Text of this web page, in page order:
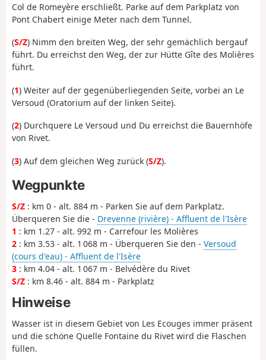
Col de Romeyère erschließt. Parke auf dem Parkplatz von
Pont Chabert einige Meter nach dem Tunnel.
(S/Z) Nimm den breiten Weg, der sehr gemächlich bergauf
führt. Du erreichst den Weg, der zur Hütte Gîte des Molières
führt.
(1) Weiter auf der gegenüberliegenden Seite, vorbei an Le
Versoud (Oratorium auf der linken Seite).
(2) Durchquere Le Versoud und Du erreichst die Bauernhöfe
von Rivet.
(3) Auf dem gleichen Weg zurück (S/Z).
Wegpunkte
S/Z : km 0 - alt. 884 m - Parken Sie auf dem Parkplatz.
Überqueren Sie die - Drevenne (rivière) - Affluent de l'Isère
1 : km 1.27 - alt. 992 m - Carrefour les Molières
2 : km 3.53 - alt. 1 068 m - Überqueren Sie den - Versoud
(cours d'eau) - Affluent de l'Isère
3 : km 4.04 - alt. 1 067 m - Belvédère du Rivet
S/Z : km 8.46 - alt. 884 m - Parkplatz
Hinweise
Wasser ist in diesem Gebiet von Les Ecouges immer präsent
und die schöne Quelle Fontaine du Rivet wird die Flaschen
füllen.